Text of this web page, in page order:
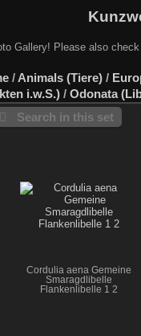
Gallery! Please also
/ Animals (Tiere) /
i.w.S.) / Odonata
Search in this set
Cordulia aena Gemeine
Smaragdlibelle
Flankenlibelle 1 2